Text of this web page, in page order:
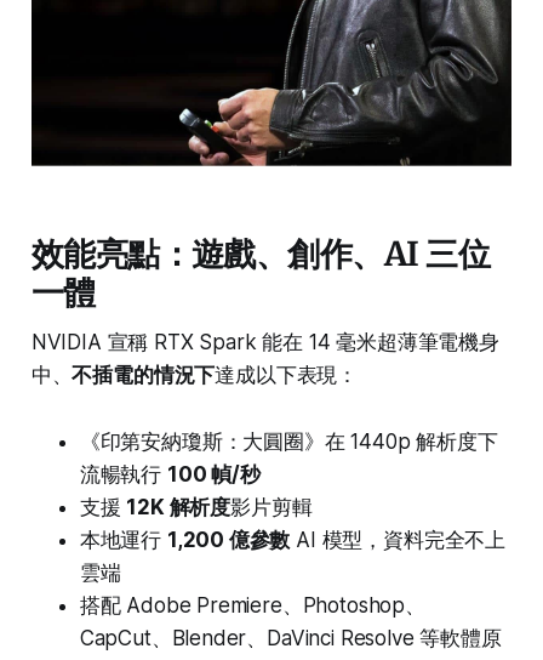
效能亮點：遊戲、創作、AI 三位
一體
NVIDIA 宣稱 RTX Spark 能在 14 毫米超薄筆電機身
中、不插電的情況下達成以下表現：
《印第安納瓊斯：大圓圈》在 1440p 解析度下
流暢執行 100 幀/秒
支援 12K 解析度影片剪輯
本地運行 1,200 億參數 AI 模型，資料完全不上
雲端
搭配 Adobe Premiere、Photoshop、
CapCut、Blender、DaVinci Resolve 等軟體原